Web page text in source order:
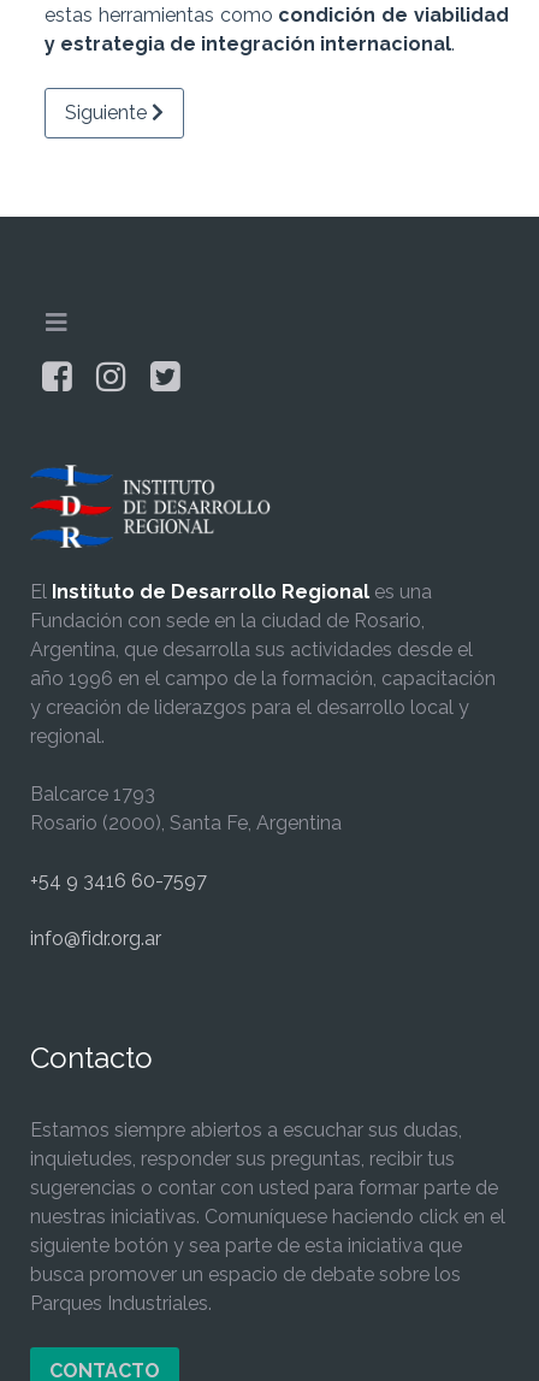
estas herramientas como condición de viabilidad
y estrategia de integración internacional.
Artículo siguiente: EL IDR Y LA COMUNA DE
Siguiente
El Instituto de Desarrollo Regional es una
Fundación con sede en la ciudad de Rosario,
Argentina, que desarrolla sus actividades desde el
año 1996 en el campo de la formación, capacitación
y creación de liderazgos para el desarrollo local y
regional.
Balcarce 1793
Rosario (2000), Santa Fe, Argentina
+54 9 3416 60-7597
info@fidr.org.ar
Contacto
Estamos siempre abiertos a escuchar sus dudas,
inquietudes, responder sus preguntas, recibir tus
sugerencias o contar con usted para formar parte de
nuestras iniciativas. Comuníquese haciendo click en el
siguiente botón y sea parte de esta iniciativa que
busca promover un espacio de debate sobre los
Parques Industriales.
CONTACTO